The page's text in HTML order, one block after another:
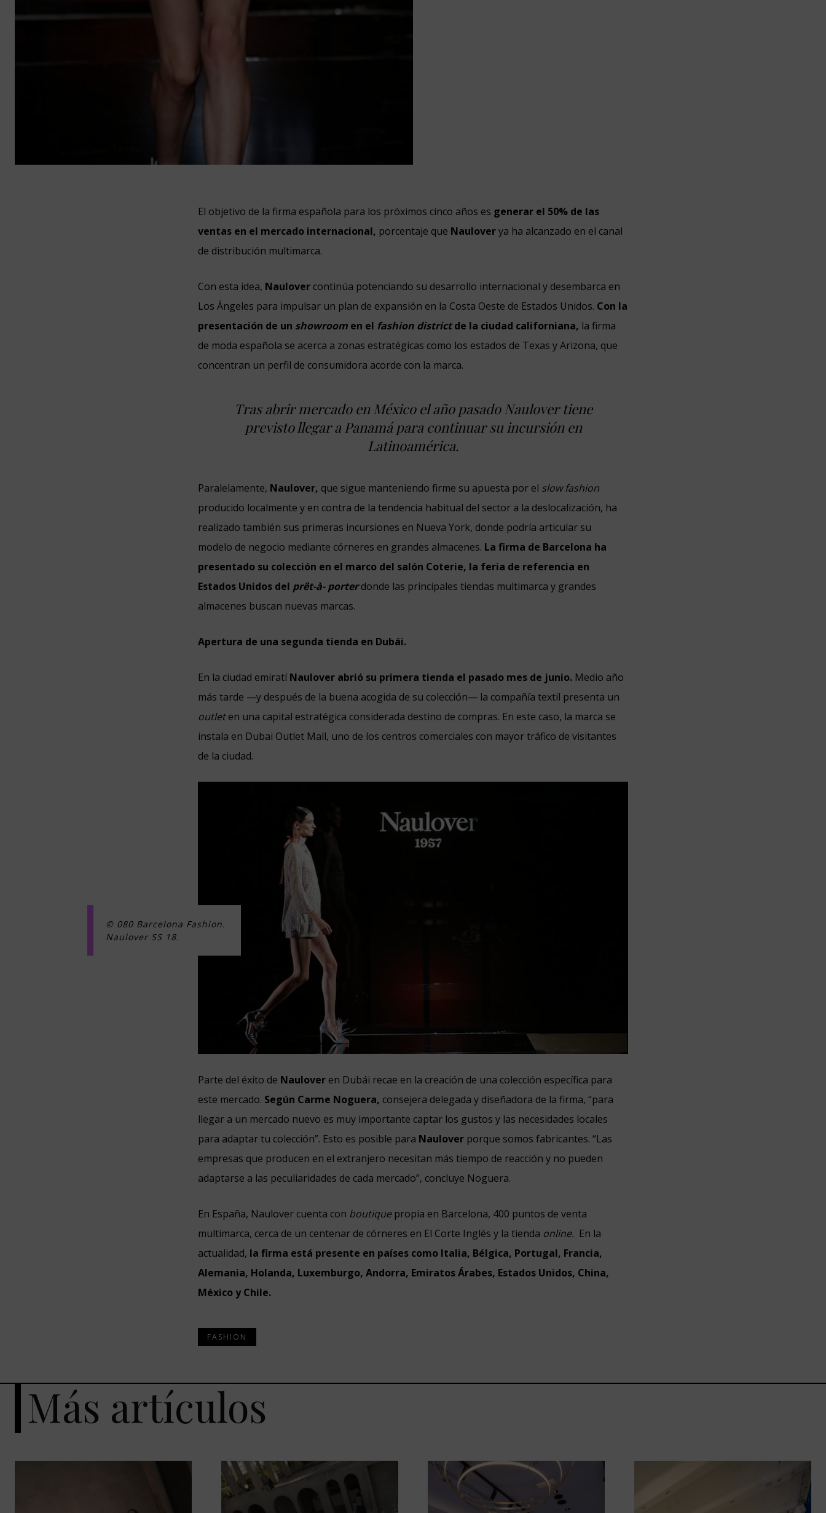
El objetivo de la firma española para los próximos cinco años es generar el 50% de las
ventas en el mercado internacional, porcentaje que Nauloverya ha alcanzado en el canal
de distribución multimarca.
Con esta idea, Naulover continúa potenciando su desarrollo internacional y desembarca en
Los Ángeles para impulsar un plan de expansión en la Costa Oeste de Estados Unidos. Con la
presentación de un showroom en el fashion districtde la ciudad californiana, la firma
de moda española se acerca a zonas estratégicas como los estados de Texas y Arizona, que
concentran un perfil de consumidora acorde con la marca.
Tras abrir mercado en México el año pasado Naulover tiene
previsto llegar a Panamá para continuar su incursión en
Latinoamérica.
Paralelamente, Naulover, que sigue manteniendo firme su apuesta por el slow fashion
producido localmente y en contra de la tendencia habitual del sector a la deslocalización, ha
realizado también sus primeras incursiones en Nueva York, donde podría articular su
modelo de negocio mediante córneres en grandes almacenes. La firma de Barcelona ha
presentado su colección en el marco del salón Coterie, la feria de referencia en
Estados Unidos del prêt-à- porter donde las principales tiendas multimarca y grandes
almacenes buscan nuevas marcas.
Apertura de una segunda tienda en Dubái.
En la ciudad emiratíNaulover abrió su primera tienda el pasado mes de junio. Medio año
más tarde —y después de la buena acogida de su colección— la compañía textil presenta un
outleten una capital estratégica considerada destino de compras. En este caso, la marca se
instala en Dubai Outlet Mall, uno de los centros comerciales con mayor tráfico de visitantes
de la ciudad.
© 080 Barcelona Fashion.
Naulover SS 18.
Parte del éxito de Naulover en Dubái recae en la creación de una colección específica para
este mercado. Según Carme Noguera, consejera delegada y diseñadora de la firma, “para
llegar a un mercado nuevo es muy importante captar los gustos y las necesidades locales
para adaptar tu colección”. Esto es posible para Naulover porque somos fabricantes. “Las
empresas que producen en el extranjero necesitan más tiempo de reacción y no pueden
adaptarse a las peculiaridades de cada mercado”, concluye Noguera.
En España, Naulover cuenta con boutique propia en Barcelona, 400 puntos de venta
multimarca, cerca de un centenar de córneres en El Corte Inglés y la tienda online. En la
actualidad, la firma está presente en países como Italia, Bélgica, Portugal, Francia,
Alemania, Holanda, Luxemburgo, Andorra, Emiratos Árabes, Estados Unidos, China,
México y Chile.
FASHION
Más artículos